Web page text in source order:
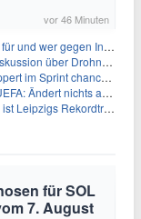
vor 46 Minuten
wer gegen Infantino?
über Drohnenabwehr
im Sprint chancenlos
nichts an Boykott
Rekordtransfer
für SOL
7. August